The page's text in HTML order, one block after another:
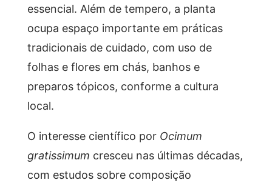
essencial. Além de tempero, a planta
ocupa espaço importante em práticas
tradicionais de cuidado, com uso de
folhas e flores em chás, banhos e
preparos tópicos, conforme a cultura
local.
O interesse científico por Ocimum
gratissimum cresceu nas últimas décadas,
com estudos sobre composição